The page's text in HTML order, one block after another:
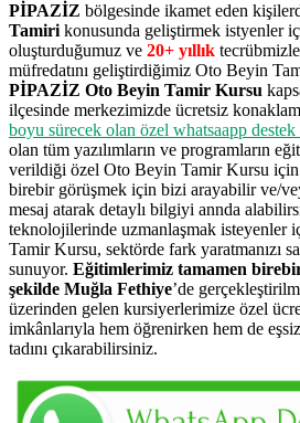
PİPAZİZ bölgesinde ikamet eden
Tamiri konusunda geliştirmek istyenler
oluşturduğumuz ve 20+ yıllık
müfredatını geliştirdiğimiz Oto Beyin
PİPAZİZ Oto Beyin Tamir Kursu
ilçesinde merkezimizde ücretsiz
boyu sürecek olan özel whatsaapp
olan tüm yazılımların ve programların
verildiği özel Oto Beyin Tamir Kursu için
birebir görüşmek için bizi arayabilir ve/
mesaj atarak detaylı bilgiyi annda
teknolojilerinde uzmanlaşmak
Tamir Kursu, sektörde fark yaratmanızı
sunuyor. Eğitimlerimiz tamamen
şekilde Muğla Fethiye’de
üzerinden gelen kursiyerlerimize özel
imkânlarıyla hem öğrenirken hem de
tadını çıkarabilirsiniz.